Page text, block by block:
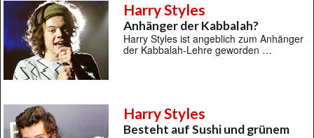
Harry Styles
Anhänger der Kabbalah?
Harry Styles ist angeblich zum Anhänger
der Kabbalah-Lehre geworden …
Harry Styles
Besteht auf Sushi und grünem